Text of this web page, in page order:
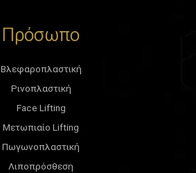
Πρόσωπο
Βλεφαροπλαστική
Ρινοπλαστική
Face Lifting
Μετωπιαίο Lifting
Πωγωνοπλαστική
Λιποπρόσθεση